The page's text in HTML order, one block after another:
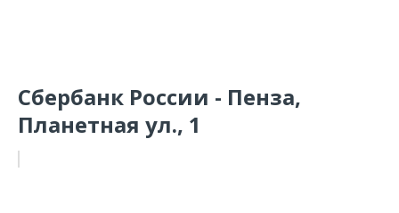
Сбербанк России - Пенза,
Планетная ул., 1